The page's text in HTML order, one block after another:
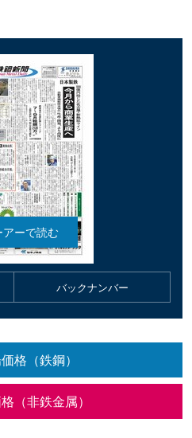
バックナンバー
格（鉄鋼）
（非鉄金属）